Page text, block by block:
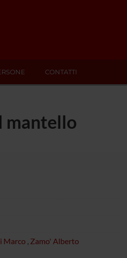
CONTATTI
mantello
Marco , Zamo' Alberto